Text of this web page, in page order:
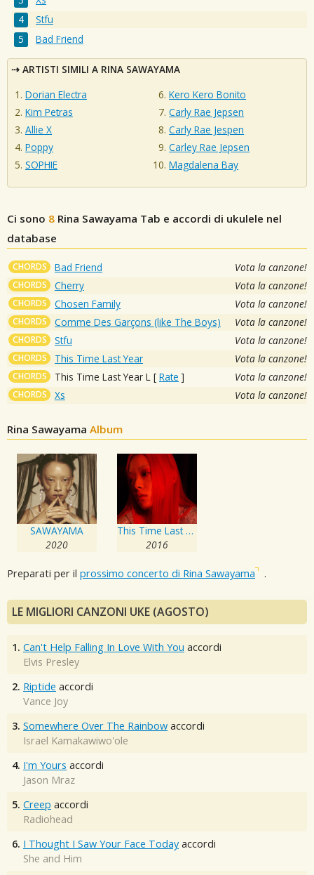
Stfu
Bad Friend
ARTISTI SIMILI A RINA SAWAYAMA
Dorian Electra
Kim Petras
Allie X
Poppy
SOPHIE
Kero Kero Bonito
Carly Rae Jepsen
Carly Rae Jespen
Carley Rae Jepsen
Magdalena Bay
Ci sono 8 Rina Sawayama Tab e accordi di ukulele nel
database
CHORDS Bad Friend Vota la canzone!
CHORDS Cherry Vota la canzone!
CHORDS Chosen Family Vota la canzone!
CHORDS Comme Des Garçons (like The Boys) Vota la canzone!
CHORDS Stfu Vota la canzone!
CHORDS This Time Last Year Vota la canzone!
CHORDS This Time Last Year L [ Rate ] Vota la canzone!
CHORDS Xs Vota la canzone!
Rina Sawayama Album
SAWAYAMA
2020
This Time Last Year
2016
Preparati per il prossimo concerto di Rina Sawayama .
LE MIGLIORI CANZONI UKE (AGOSTO)
1. Can't Help Falling In Love With You accordi
Elvis Presley
2. Riptide accordi
Vance Joy
3. Somewhere Over The Rainbow accordi
Israel Kamakawiwo'ole
4. I'm Yours accordi
Jason Mraz
5. Creep accordi
Radiohead
6. I Thought I Saw Your Face Today accordi
She and Him